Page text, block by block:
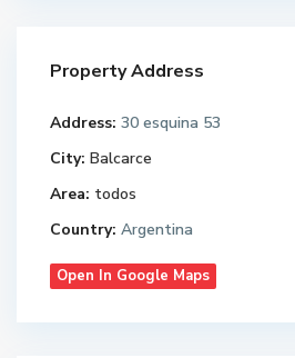
Property Address
Address: 30 esquina 53
City: Balcarce
Area: todos
Country: Argentina
Open In Google Maps